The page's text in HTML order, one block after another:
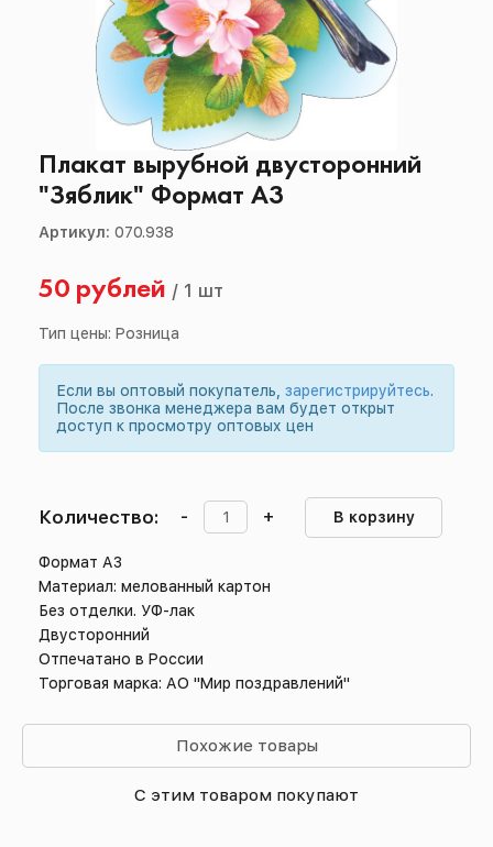
Плакат вырубной двусторонний
"Зяблик" Формат А3
Артикул: 070.938
50 рублей / 1 шт
Тип цены: Розница
Если вы оптовый покупатель, зарегистрируйтесь.
После звонка менеджера вам будет открыт
доступ к просмотру оптовых цен
Количество: - + В корзину
Формат А3
Материал: мелованный картон
Без отделки. УФ-лак
Двусторонний
Отпечатано в России
Торговая марка: АО "Мир поздравлений"
Похожие товары
С этим товаром покупают